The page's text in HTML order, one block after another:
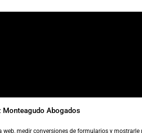
Monteagudo Abogados
medir conversiones de formularios y mostrarle